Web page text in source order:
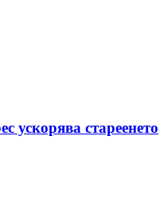
ускорява стареенето